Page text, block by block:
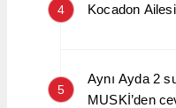
4 Kocadon
5
Aynı Ayda 2
MUSKİ’den